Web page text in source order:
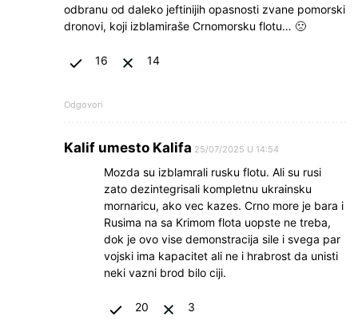
odbranu od daleko jeftinijih opasnosti zvane pomorski
dronovi, koji izblamiraše Crnomorsku flotu… 🙁
16 14
Odgovori
Kalif umesto Kalifa 25/07/2025 U 14:54
Mozda su izblamrali rusku flotu. Ali su rusi
zato dezintegrisali kompletnu ukrainsku
mornaricu, ako vec kazes. Crno more je bara i
Rusima na sa Krimom flota uopste ne treba,
dok je ovo vise demonstracija sile i svega par
vojski ima kapacitet ali ne i hrabrost da unisti
neki vazni brod bilo ciji.
20 3